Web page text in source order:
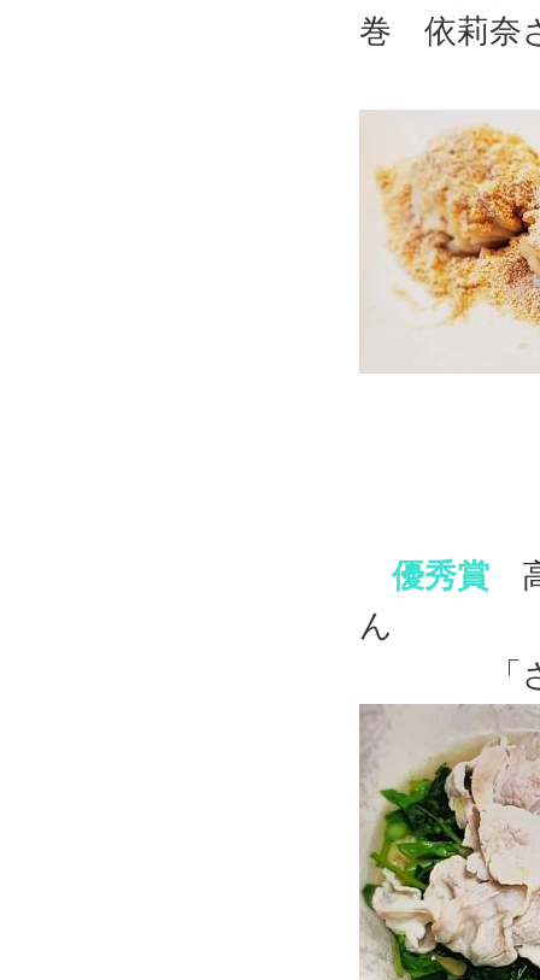
巻 依莉奈
優秀賞
ん
「さぬ